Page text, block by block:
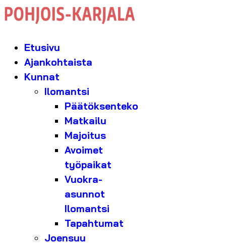
Etusivu
Ajankohtaista
Kunnat
Ilomantsi
Päätöksenteko
Matkailu
Majoitus
Avoimet
työpaikat
Vuokra-
asunnot
Ilomantsi
Tapahtumat
Joensuu